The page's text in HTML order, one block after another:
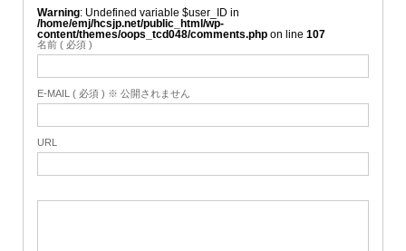
Warning : Undefined variable $user_ID in
/home/emj/hcsjp.net/public_html/wp-
content/themes/oops_tcd048/comments.phpon line 107
名前 ( 必須 )
E-MAIL ( 必須 ) ※ 公開されません
URL